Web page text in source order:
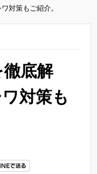
対策もご紹介。
底解
対策も